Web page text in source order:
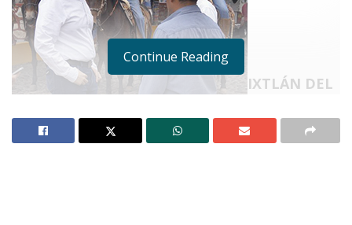
IXTLÁN DEL
Continue Reading